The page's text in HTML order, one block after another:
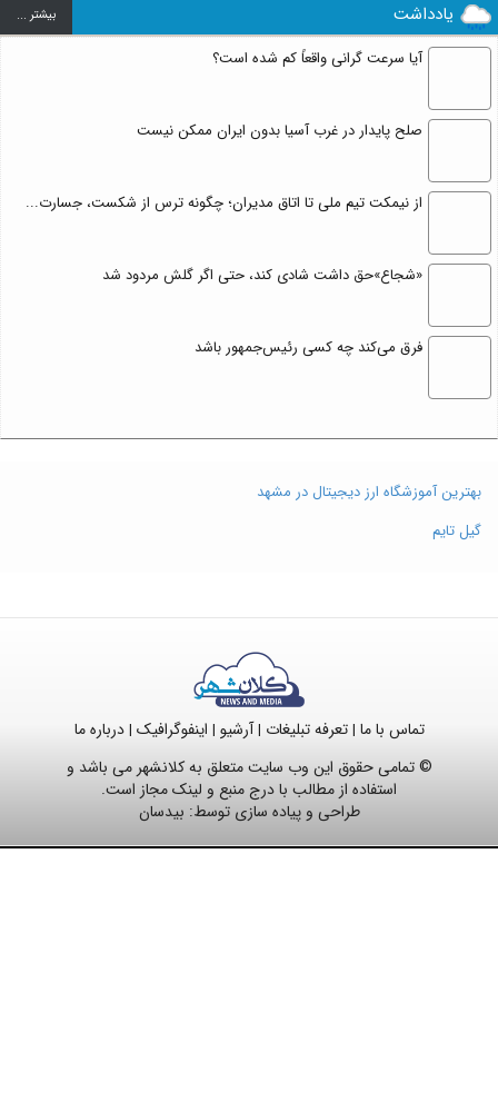
یادداشت بيشتر ...
آیا سرعت گرانی واقعاً کم شده است؟
صلح پایدار در غرب آسیا بدون ایران ممکن نیست
از نیمکت تیم ملی تا اتاق مدیران؛ چگونه ترس از شکست، جسارت...
«شجاع»حق داشت شادی کند، حتی اگر گلش مردود شد
فرق می‌کند چه کسی رئیس‌جمهور باشد
بهترین آموزشگاه ارز دیجیتال در مشهد
گیل تایم
تماس با ما |تعرفه تبلیغات |آرشیو | اینفوگرافیک |درباره ما
© تمامی حقوق این وب سایت متعلق به کلانشهر می باشد و
استفاده از مطالب با درج منبع و لینک مجاز است.
طراحی و پیاده سازی توسط: بیدسان